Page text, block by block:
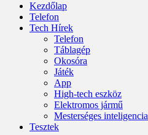
Kezdőlap
Telefon
Tech Hírek
Telefon
Táblagép
Okosóra
Játék
App
High-tech eszköz
Elektromos jármű
Mesterséges inteligencia
Tesztek